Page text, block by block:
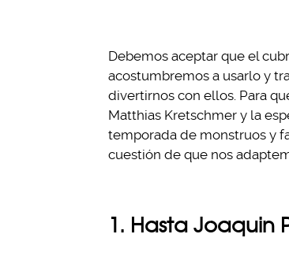
Debemos aceptar que el
acostumbremos a usarlo y
divertirnos con ellos. Para
Matthias Kretschmer y la
temporada de monstruos y
cuestión de que nos
1. Hasta Joaquin